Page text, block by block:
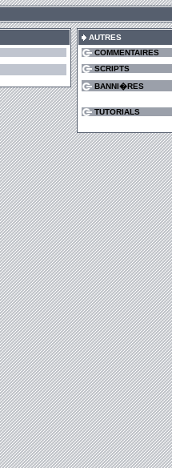
AUTRES
COMMENTAIRES
SCRIPTS
BANNI�RES
TUTORIALS